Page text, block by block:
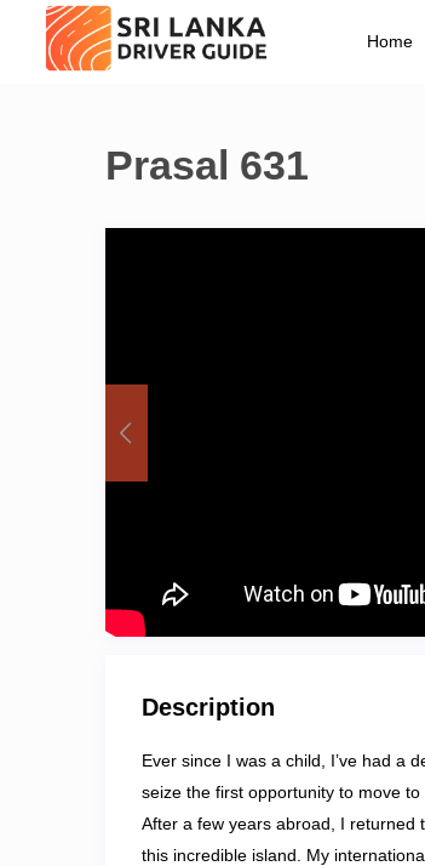
Home
Prasal 631
Description
Ever since I was a child, I’ve had a
seize the first opportunity to move
After a few years abroad, I returned
this incredible island. My